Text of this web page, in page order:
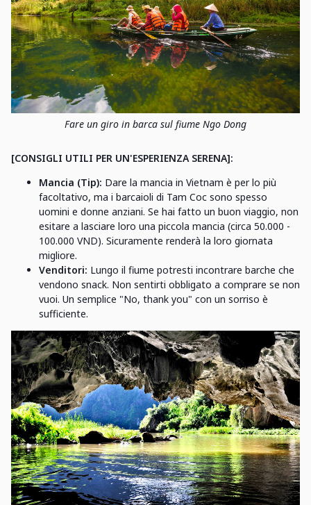
Fare un giro in barca sul fiume Ngo Dong
[CONSIGLI UTILI PER UN'ESPERIENZA SERENA]:
Mancia (Tip): Dare la mancia in Vietnam è per lo più
facoltativo, ma i barcaioli di Tam Coc sono spesso
uomini e donne anziani. Se hai fatto un buon viaggio, non
esitare a lasciare loro una piccola mancia (circa 50.000 -
100.000 VND). Sicuramente renderà la loro giornata
migliore.
Venditori: Lungo il fiume potresti incontrare barche che
vendono snack. Non sentirti obbligato a comprare se non
vuoi. Un semplice "No, thank you" con un sorriso è
sufficiente.